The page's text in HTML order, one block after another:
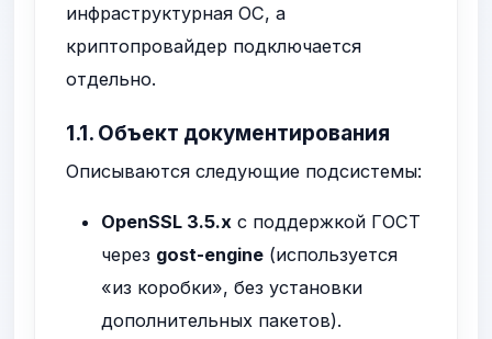
инфраструктурная ОС, а
криптопровайдер подключается
отдельно.
1.1. Объект документирования
Описываются следующие подсистемы:
OpenSSL 3.5.x с поддержкой ГОСТ
через gost-engine (используется
«из коробки», без установки
дополнительных пакетов).